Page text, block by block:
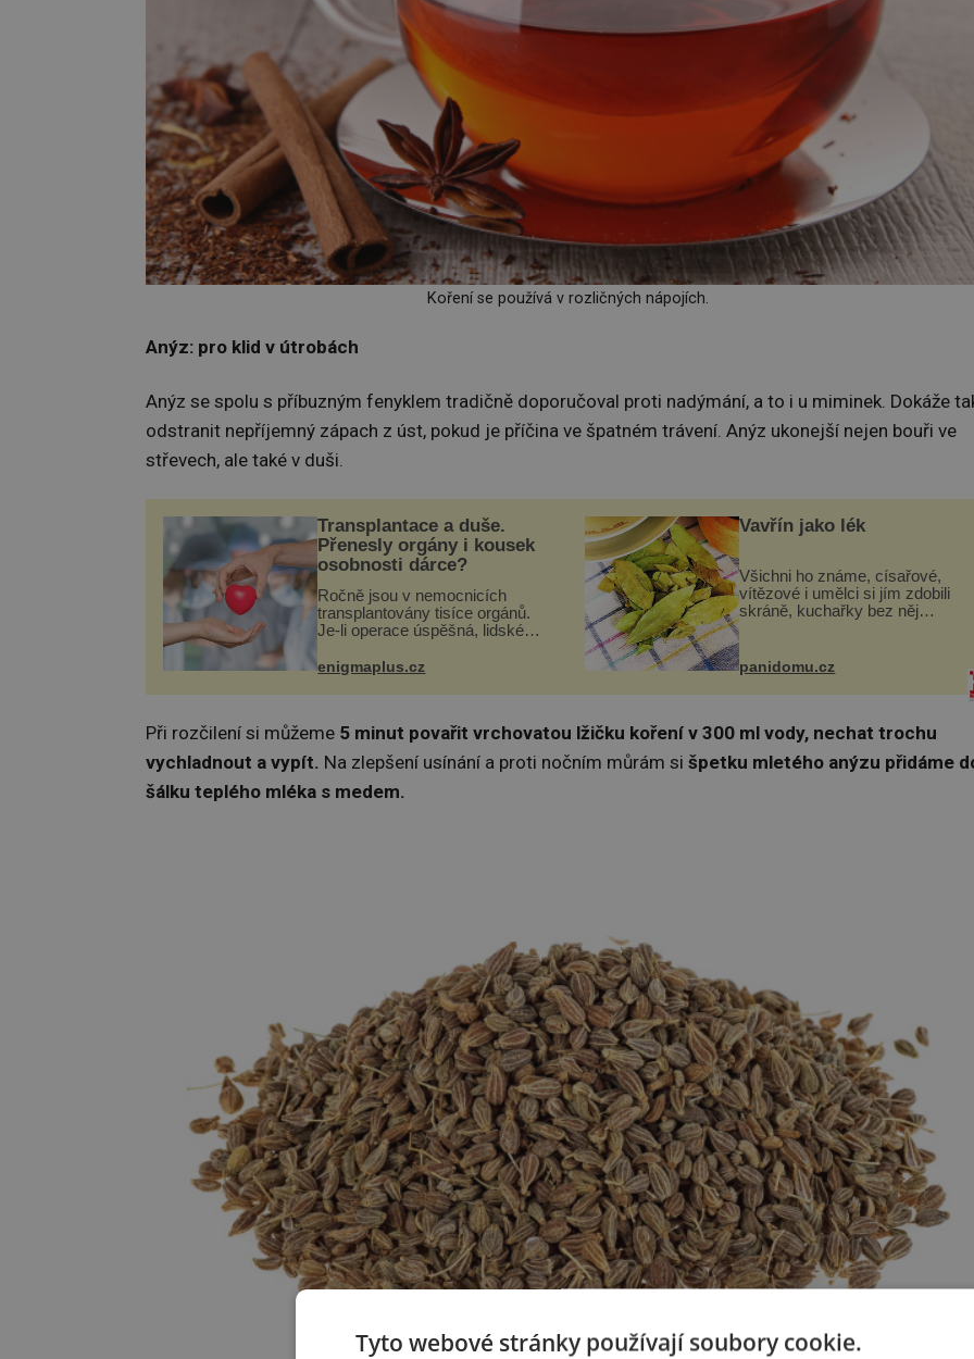
Koření se používá v rozličných nápojích.
Anýz: pro klid v útrobách
Anýz se spolu s příbuzným fenyklem tradičně doporučoval proti nadýmání, a to i u miminek. Dokáže
odstranit nepříjemný zápach z úst, pokud je příčina ve špatném trávení. Anýz ukonejší nejen bouři ve
střevech, ale také v duši.
Transplantace a duše.
Přenesly orgány i kousek
osobnosti dárce?
Ročně jsou v nemocnicích
transplantovány tisíce orgánů.
Je-li operace úspěšná, lidské
své a pacient může vést
při transplantaci nepřijímám...
enigmaplus.cz
Vavřín jako lék
Všichni ho známe, císařové,
vítězové i umělci si jím zdobili
skráně, kuchařky bez něj
zmírnit některé naše neduhy.
Obsahuje v malém množství
ně...
panidomu.cz
Při rozčilení si můžeme 5 minut povařit vrchovatou lžičku koření v 300 ml vody, nechat trochu
vychladnout a vypít. Na zlepšení usínání a proti nočním můrám si špetku mletého anýzu přidáme
šálku teplého mléka s medem.
Tyto webové stránky používají soubory cookie.